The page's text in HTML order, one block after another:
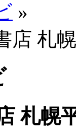
»
札
札幌